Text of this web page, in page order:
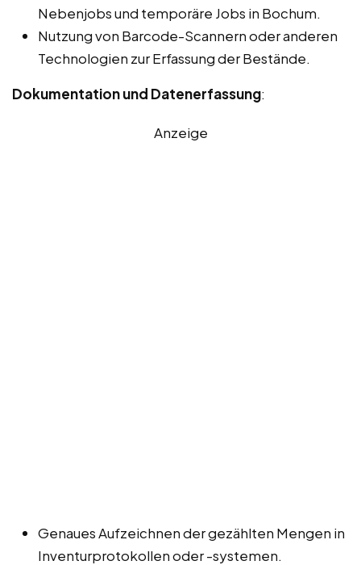
Nebenjobs und temporäre Jobs in Bochum.
Nutzung von Barcode-Scannern oder anderen
Technologien zur Erfassung der Bestände.
Dokumentation und Datenerfassung:
Anzeige
Genaues Aufzeichnen der gezählten Mengen in
Inventurprotokollen oder -systemen.